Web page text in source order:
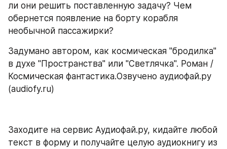
ли они решить поставленную задачу? Чем
обернется появление на борту корабля
необычной пассажирки?
Задумано автором, как космическая "бродилка"
в духе "Пространства" или "Светлячка". Роман /
Космическая фантастика.Озвучено аудиофай.ру
(audiofy.ru)
Заходите на сервис Аудиофай.ру, кидайте любой
текст в форму и получайте целую аудиокнигу из